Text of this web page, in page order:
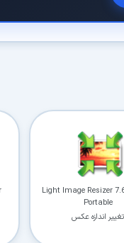
Light Image Resizer
Portable
تغییر اندازه عکس